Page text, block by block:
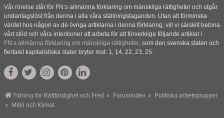
Vår rörelse står för FN:s allmänna förklaring om mänskliga rättigheter och utgår
undantagslöst från denna i alla våra ställningstaganden. Utan att förminska
värdet hos någon av de övriga artiklarna i denna förklaring, vill vi särskilt betona
vårt stöd och våra intentioner att arbeta för att förverkliga följande artiklar i
FN:s allmänna förklaring om mänskliga rättigheter, som den svenska staten och
flertalet kapitalistiska stater bryter mot: 1, 14, 22, 23, 25.
Tidning för Rättfärdighet och Fred Forumindex
Politiska arbetsgrupper
Miljö och Klimat